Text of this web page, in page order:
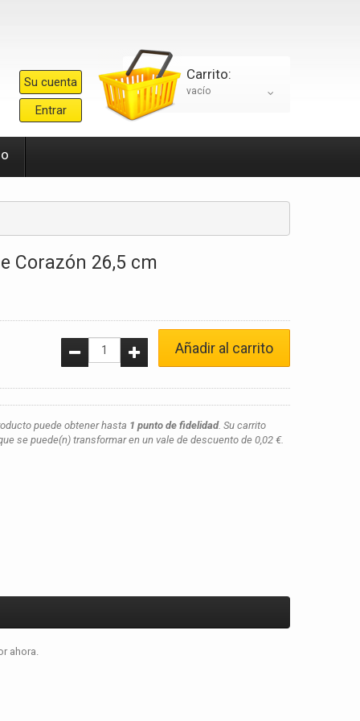
Su cuenta
Entrar
Carrito:
vacío
Corazón 26,5 cm
Añadir al carrito
puede obtener hasta 1 punto de fidelidad. Su carrito
se puede(n) transformar en un vale de descuento de 0,02 €.
ahora.